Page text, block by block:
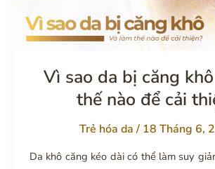
cách
phùVì sao da bị căng
thế nào để cải
Trẻ hóa da/ 18 Tháng 6,
Da khô căng kéo dài có thể làm suy